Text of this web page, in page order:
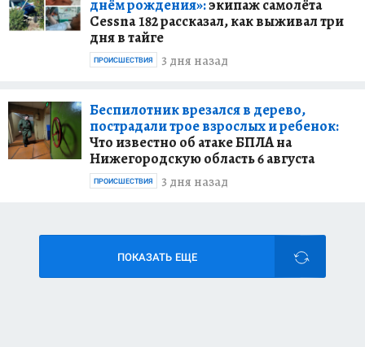
днём рождения»:экипаж самолёта
Cessna 182 рассказал, как выживал три
дня в тайге
3 дня назад
ПРОИСШЕСТВИЯ
Беспилотник врезался в дерево,
пострадали трое взрослых и ребенок:
Что известно об атаке БПЛА на
Нижегородскую область 6 августа
3 дня назад
ПРОИСШЕСТВИЯ
ПОКАЗАТЬ ЕЩЕ